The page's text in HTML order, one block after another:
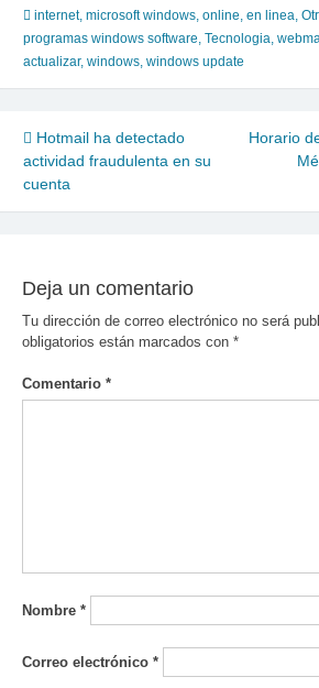
internet, microsoft windows, online, en linea,
programas windows software, Tecnologia,
actualizar, windows, windows update
Navegación
de
entradas
Hotmail ha detectado
actividad fraudulenta en su
cuenta
Horario
Deja un comentario
Tu dirección de correo electrónico no será
obligatorios están marcados con *
Comentario *
Nombre *
Correo electrónico *